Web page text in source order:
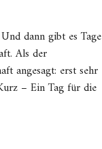
dann gibt es Tage
Als der
angesagt: erst sehr
– Ein Tag für die